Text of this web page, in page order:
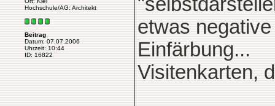
Hochschule/AG: Architekt
Beitrag
Datum: 07.07.2006
Uhrzeit: 10:44
ID: 16822
etwas negative
Einfärbung...
Visitenkarten,